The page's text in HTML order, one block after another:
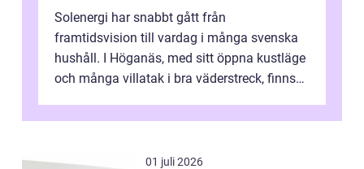
Solenergi har snabbt gått från
framtidsvision till vardag i många svenska
hushåll. I Höganäs, med sitt öppna kustläge
och många villatak i bra väderstreck, finns
01 juli 2026